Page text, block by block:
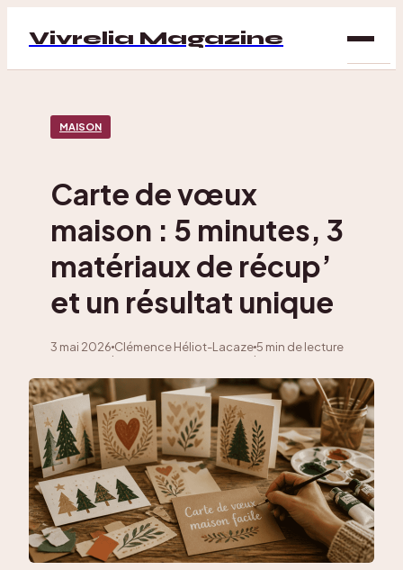
Vivrelia Magazine
MAISON
Carte de vœux
maison : 5 minutes, 3
matériaux de récup’
et un résultat unique
3 mai 2026
·
Clémence Héliot-Lacaze
·
5 min de lecture